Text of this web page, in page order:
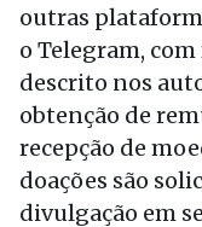
outras
o Telegram,
descrito nos
obtenção de
recepção de
doações são
divulgação em